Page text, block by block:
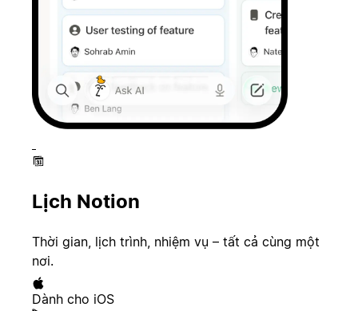
Lịch Notion
Thời gian, lịch trình, nhiệm vụ – tất cả cùng một
nơi.
Dành cho iOS